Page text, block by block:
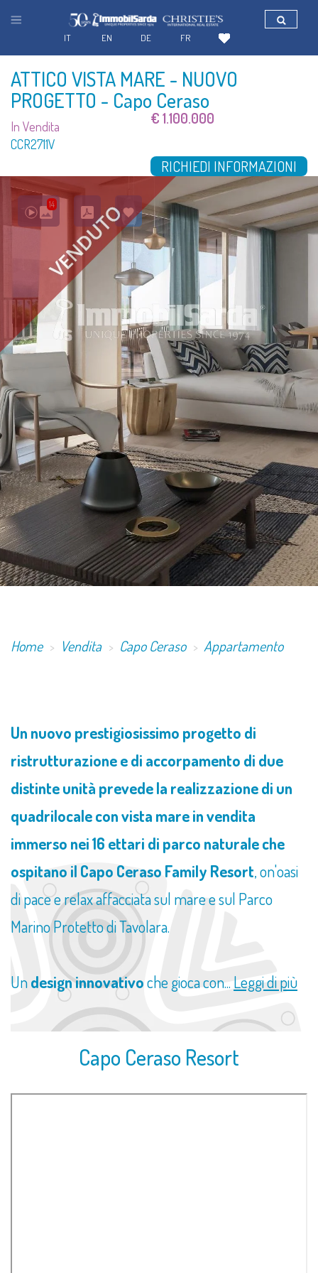
ATTICO VISTA MARE - NUOVO
PROGETTO - Capo Ceraso
In Vendita
CCR2711V
€ 1.100.000
RICHIEDI INFORMAZIONI
14
Home Vendita Capo Ceraso Appartamento
​Un nuovo prestigiosissimo progetto di
ristrutturazione e di accorpamento di due
distinte unità prevede la realizzazione di un
quadrilocale con vista mare in vendita
immerso nei 16 ettari di parco naturale che
ospitano il Capo Ceraso Family Resort, on'oasi
di pace e relax affacciata sul mare e sul Parco
Marino Protetto di Tavolara.
Undesign innovativoche gioca con... Leggi di più
Capo Ceraso Resort
FR
DE
EN
IT